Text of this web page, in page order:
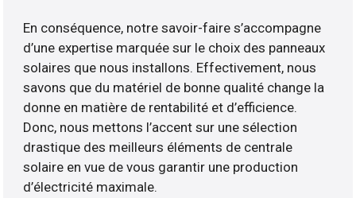
En conséquence, notre savoir-faire s’accompagne
d’une expertise marquée sur le choix des panneaux
solaires que nous installons. Effectivement, nous
savons que du matériel de bonne qualité change la
donne en matière de rentabilité et d’efficience.
Donc, nous mettons l’accent sur une sélection
drastique des meilleurs éléments de centrale
solaire en vue de vous garantir une production
d’électricité maximale.